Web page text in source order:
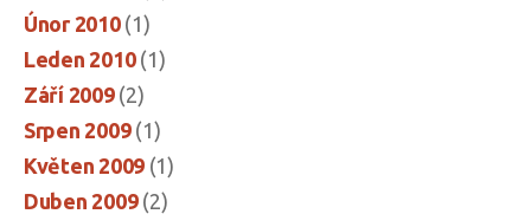
Únor 2010(1)
Leden 2010(1)
Září 2009(2)
Srpen 2009(1)
Květen 2009 (1)
Duben 2009(2)